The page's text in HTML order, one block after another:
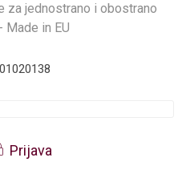
za jednostrano i obostrano
Made in EU
Prijava